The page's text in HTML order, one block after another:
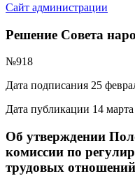
Сайт администрации
Решение Совета
№918
Дата подписания 25
Дата публикации 14
Об утверждении
комиссии по
трудовых